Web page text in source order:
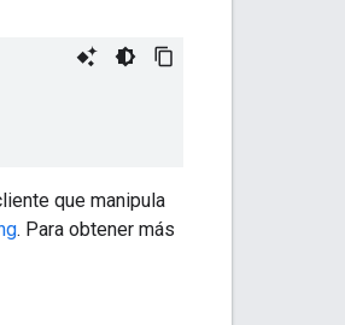
que manipula
. Para obtener más